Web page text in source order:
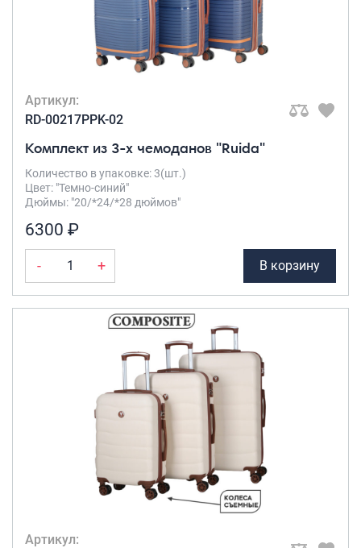
Артикул:
RD-00217PPK-02
Комплект из 3-х чемоданов "Ruida"
Количество в упаковке: 3(шт.)
Цвет: "Темно-синий"
Дюймы: "20/*24/*28 дюймов"
6300 ₽
- + В корзину
Артикул: